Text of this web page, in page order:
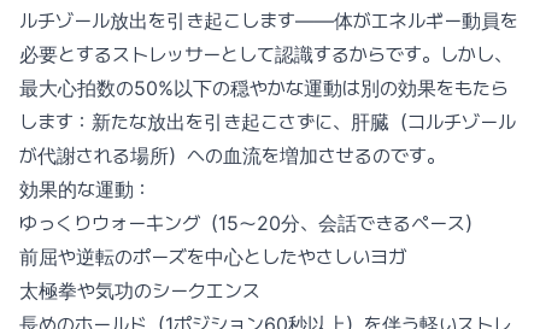
ルチゾール放出を引き起こします——体がエネルギー動員を
必要とするストレッサーとして認識するからです。しかし、
最大心拍数の50%以下の穏やかな運動は別の効果をもたら
します：新たな放出を引き起こさずに、肝臓（コルチゾール
が代謝される場所）への血流を増加させるのです。
効果的な運動：
ゆっくりウォーキング（15〜20分、会話できるペース）
前屈や逆転のポーズを中心としたやさしいヨガ
太極拳や気功のシークエンス
長めのホールド（1ポジション60秒以上）を伴う軽いストレ